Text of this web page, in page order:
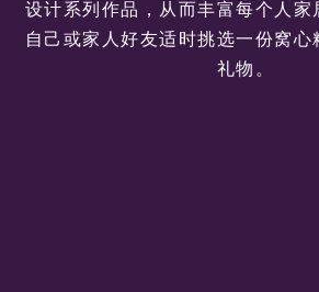
设计系列作品，从而丰富每个人家
自己或家人好友适时挑选一份窝心
礼物。